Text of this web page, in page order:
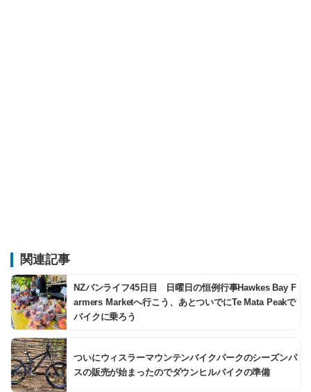
関連記事
NZバンライフ45日目 日曜日の恒例行事Hawkes Bay F
armers Marketへ行こう、あとついでにTe Mata Peakで
バイクに乗ろう
ついにウィスラーマウンテンバイクパークのシーズンパ
スの販売が始まったのでダウンヒルバイクの準備